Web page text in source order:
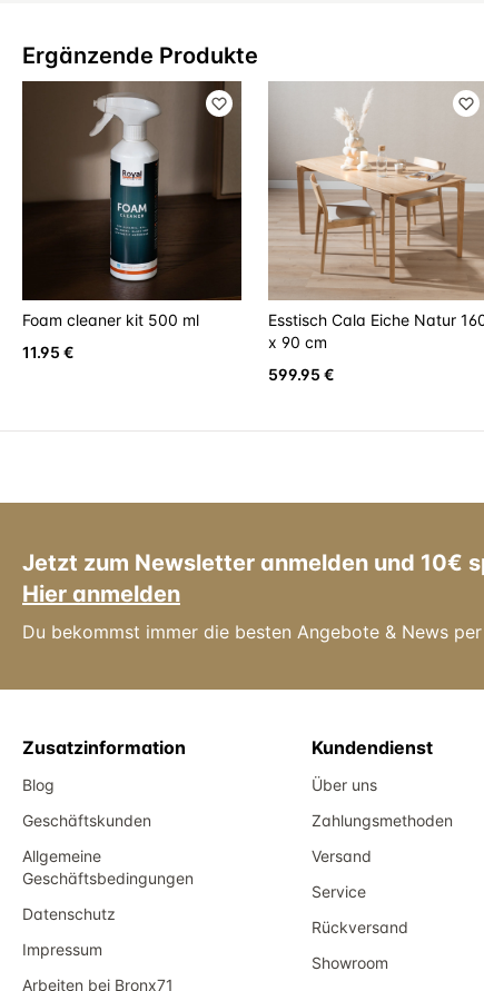
Ergänzende Produkte
Foam cleaner kit 500 ml
11.95 €
Esstisch Cala Eiche Natur
x 90 cm
599.95 €
Jetzt zum Newsletter anmelden und 10€
Hier anmelden
Du bekommst immer die besten Angebote & News
Zusatzinformation
Blog
Geschäftskunden
Allgemeine
Geschäftsbedingungen
Datenschutz
Impressum
Arbeiten bei Bronx71
Kundendienst
Über uns
Zahlungsmethoden
Versand
Service
Rückversand
Showroom